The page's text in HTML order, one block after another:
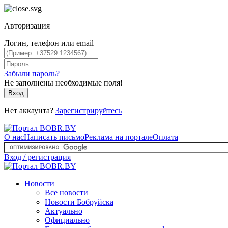
Авторизация
Логин, телефон или email
Забыли пароль?
Не заполнены необходимые поля!
Вход
Нет аккаунта? Зарегистрируйтесь
О насНаписать письмоРеклама на порталеОплата
Вход / регистрация
Новости
Все новости
Новости Бобруйска
Актуально
Официально